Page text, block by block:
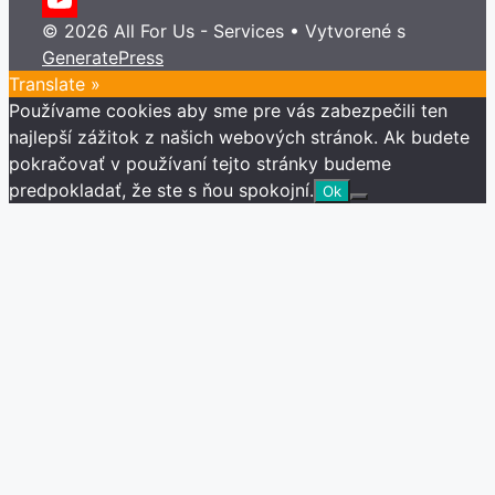
YouTube
Channel
© 2026 All For Us - Services • Vytvorené s
GeneratePress
Translate »
Používame cookies aby sme pre vás zabezpečili ten
najlepší zážitok z našich webových stránok. Ak budete
pokračovať v používaní tejto stránky budeme
predpokladať, že ste s ňou spokojní. Ok